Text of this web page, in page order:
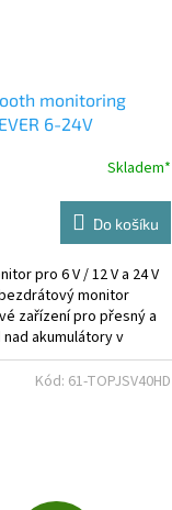
monitoring
6-24V
Skladem*
Do košíku
pro 6 V / 12 V a 24 V
monitor
zařízení pro přesný a
akumulátory v
Kód: 61-TOPJSV40HD